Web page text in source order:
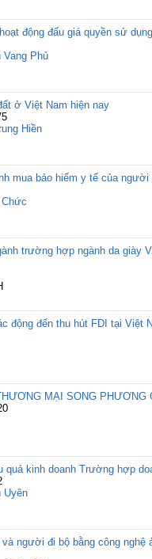
động đấu giá quyền sử
Vang Phủ
ở Việt Nam hiện nay
Hiền
mua bảo hiểm y tế của
Chức
trường hợp ngành da giày
động đến thu hút FDI tại Việt
MẠI SONG
quả kinh doanh Trường hợp
Uyên
người đi bộ bằng công nghệ